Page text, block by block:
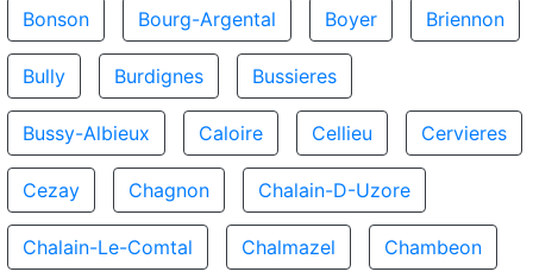
Bonson Bourg-Argental Boyer Briennon
Bully Burdignes Bussieres
Bussy-Albieux Caloire Cellieu Cervieres
Cezay Chagnon Chalain-D-Uzore
Chalain-Le-Comtal Chalmazel Chambeon